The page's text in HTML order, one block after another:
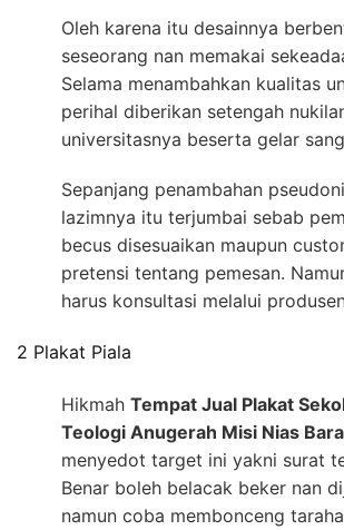
Oleh karena itu desainnya
seseorang nan memakai
Selama menambahkan kualitas
perihal diberikan setengah
universitasnya beserta gelar
Sepanjang penambahan
lazimnya itu terjumbai sebab
becus disesuaikan maupun
pretensi tentang pemesan.
harus konsultasi melalui
2 Plakat Piala
Hikmah Tempat Jual Plakat
Teologi Anugerah Misi Nias
menyedot target ini yakni surat
Benar boleh belacak beker nan
namun coba membonceng